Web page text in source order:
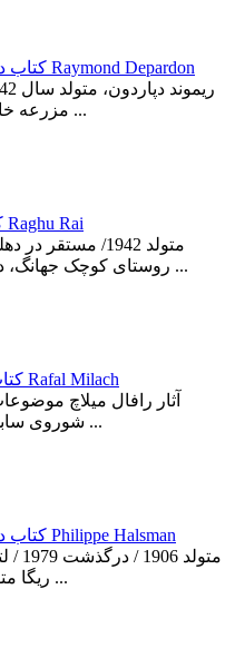
کتاب دیجیتال: زندگی و آثار ریموند دپاردون Raymond Depardon
مزرعه خانوادگی خود در گرت عکاسی را آغاز ...
کتاب دیجیتال: زندگی و آثار راگو رای Raghu Rai
روستای کوچک جهانگ، در­حال­حاضر در پاکستان متولد شد. او ...
کتاب دیجیتال: زندگی و آثار رافال میلاچ Rafal Milach
آثار رافال میلاچ
شوروی سابق - را با استفاده از وسایل بی­شماری ...
کتاب دیجیتال: زندگی و آثار فیلیپ هالسمن Philippe Halsman
ریگا متولد شد و در دهه 1930 عکاسی را در ...